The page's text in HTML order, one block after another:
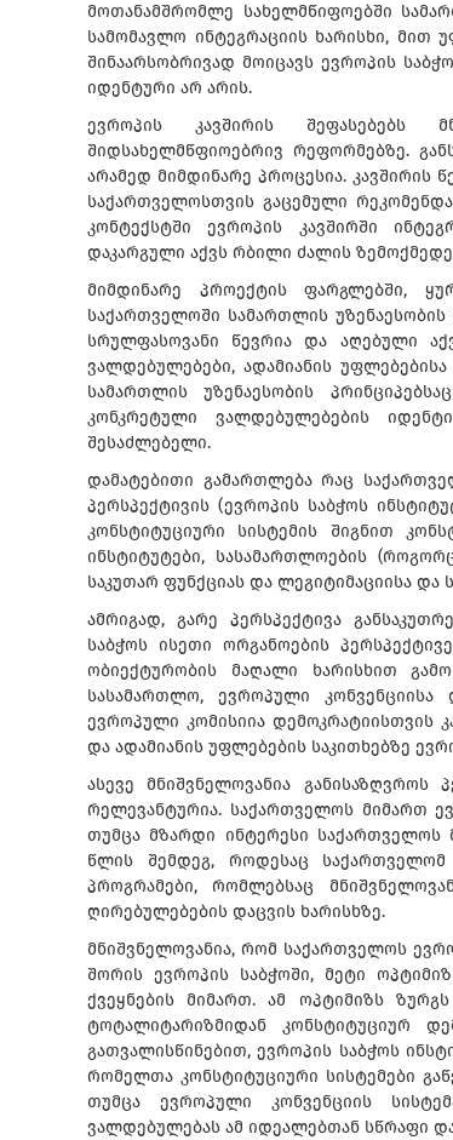
მოთანამშრომლე სახელმწიფოებში
სამომავლო ინტეგრაციის ხარისხი, მით
შინაარსობრივად მოიცავს ევროპის
იდენტური არ არის.
ევროპის კავშირის შეფასებებს
შიდსახელმწფიოებრივ რეფორმებზე.
არამედ მიმდინარე პროცესია. კავშირის
საქართველოსთვის გაცემული
კონტექსტში ევროპის კავშირში
დაკარგული აქვს რბილი ძალის
მიმდინარე პროექტის ფარგლებში,
საქართველოში სამართლის უზენაესობის
სრულფასოვანი წევრია და აღებული
ვალდებულებები, ადამიანის
სამართლის უზენაესობის
კონკრეტული ვალდებულებების
შესაძლებელი.
დამატებითი გამართლება რაც
პერსპექტივის (ევროპის საბჭოს
კონსტიტუციური სისტემის შიგნით
ინსტიტუტები, სასამართლოების
საკუთარ ფუნქციას და ლეგიტიმაციისა
ამრიგად, გარე პერსპექტივა
საბჭოს ისეთი ორგანოების
ობიექტურობის მაღალი ხარისხით
სასამართლო, ევროპული
ევროპული კომისიია დემოკრატიისთვის
და ადამიანის უფლებების საკითხებზე
ასევე მნიშვნელოვანია განისაზღვროს
რელევანტურია. საქართველოს მიმართ
თუმცა მზარდი ინტერესი საქართველოს
წლის შემდეგ, როდესაც
პროგრამები, რომლებსაც
ღირებულებების დაცვის ხარისხზე.
მნიშვნელოვანია, რომ საქართველოს
შორის ევროპის საბჭოში, მეტი
ქვეყნების მიმართ. ამ ოპტიმიზს
ტოტალიტარიზმიდან კონსტიტუციურ
გათვალისწინებით, ევროპის საბჭოს
რომელთა კონსტიტუციური სისტემები
თუმცა ევროპული კონვენციის
ვალდებულებას ამ იდეალებთან სწრაფი